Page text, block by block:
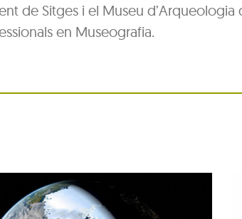
de Sitges i el Museu d’Arqueologia
en Museografia.